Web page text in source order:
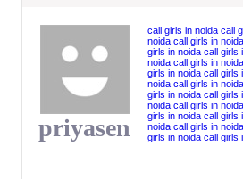
priyasen
call girls in noida call
noida call girls in noida
girls in noida call girls
noida call girls in noida
girls in noida call girls
noida call girls in noida
girls in noida call girls
noida call girls in noida
girls in noida call girls
noida call girls in noida
girls in noida call girls